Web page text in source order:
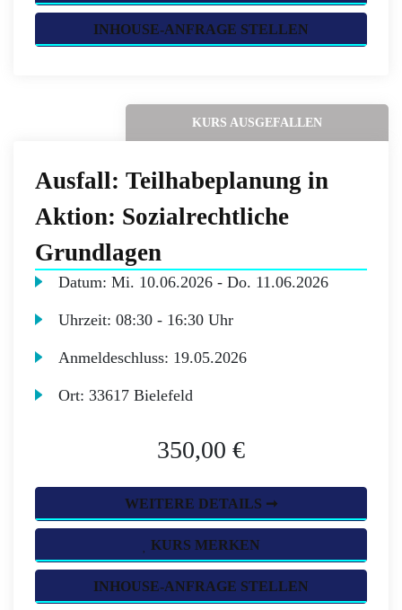
INHOUSE-ANFRAGE STELLEN
KURS AUSGEFALLEN
Ausfall: Teilhabeplanung in
Aktion: Sozialrechtliche
Grundlagen
Datum:Mi. 10.06.2026 -Do. 11.06.2026
Uhrzeit:08:30 - 16:30 Uhr
Anmeldeschluss: 19.05.2026
Ort:33617 Bielefeld
350,00 €
WEITERE DETAILS ➞
KURS MERKEN
INHOUSE-ANFRAGE STELLEN